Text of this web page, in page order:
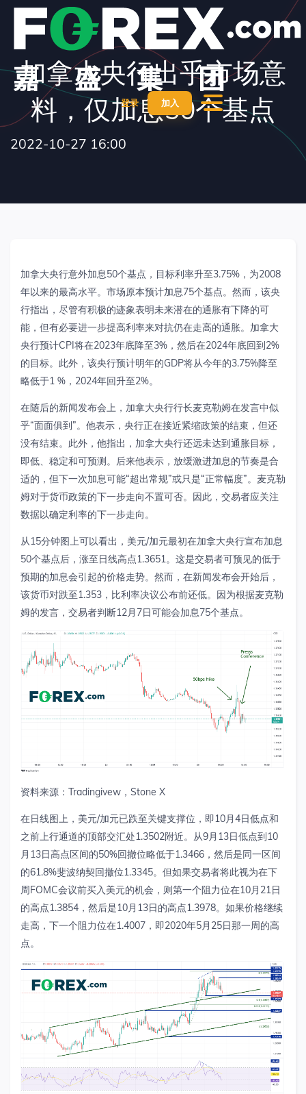
登录 加入
加拿大央行出乎市场意
料，仅加息50个基点
2022-10-27 16:00
加拿大央行意外加息50个基点，目标利率升至3.75% ，为2008
年以来的最高水平。市场原本预计加息75个基点。然而，该央
行指出，尽管有积极的迹象表明未来潜在的通胀有下降的可
能，但有必要进一步提高利率来对抗仍在走高的通胀。加拿大
央行预计CPI将在2023年底降至3% ，然后在2024年底回到2%
的目标。此外，该央行预计明年的GDP将从今年的3.75%降至
略低于1 % ， 2024年回升至2%。
在随后的新闻发布会上，加拿大央行行长麦克勒姆在发言中似
乎“面面俱到”。他表示，央行正在接近紧缩政策的结束，但还
没有结束。此外，他指出，加拿大央行还远未达到通胀目标，
即低、稳定和可预测。后来他表示，放缓激进加息的节奏是合
适的，但下一次加息可能“超出常规”或只是“正常幅度”。麦克勒
姆对于货币政策的下一步走向不置可否。因此，交易者应关注
数据以确定利率的下一步走向。
从 15分钟图上可以看出，美元/加元最初在加拿大央行宣布加息
50个基点后，涨至日线高点1.3651 。这是交易者可预见的低于
预期的加息会引起的价格走势。然而，在新闻发布会开始后，
该货币对跌至1.353 ，比利率决议公布前还低。因为根据麦克勒
姆的发言，交易者判断12 月 7日可能会加息75个基点。
资料来源： Tradingivew ， Stone X
在日线图上，美元/加元已跌至关键支撑位，即10月4日低点和
之前上行通道的顶部交汇处1.3502附近。从9月 13日低点到10
月 13日高点区间的50%回撤位略低于1.3466 ，然后是同一区间
的61.8%斐波纳契回撤位1.3345。但如果交易者将此视为在下
周FOMC会议前买入美元的机会，则第一个阻力位在10月 21日
的高点1.3854 ，然后是10月 13日的高点1.3978。如果价格继续
走高，下一个阻力位在1.4007 ，即2020年5月 25日那一周的高
点。